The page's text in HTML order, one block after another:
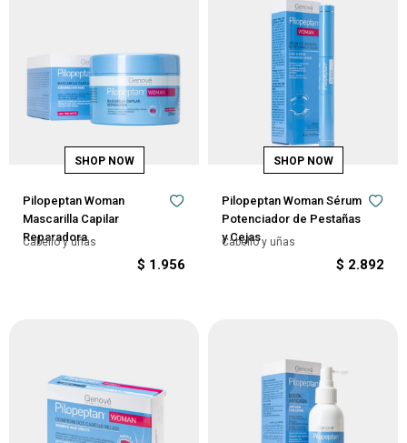
Pilopeptan Woman
Mascarilla Capilar
Reparadora
Cabello y uñas
$ 1.956
Pilopeptan Woman Sérum
Potenciador de Pestañas
y Cejas
Cabello y uñas
$ 2.892